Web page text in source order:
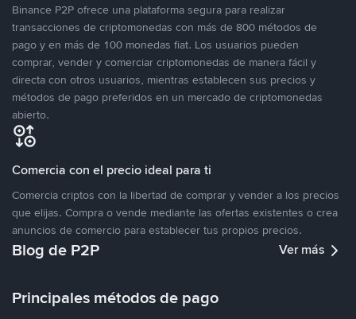
Binance P2P ofrece una plataforma segura para realizar
transacciones de criptomonedas con más de 800 métodos de
pago y en más de 100 monedas fiat. Los usuarios pueden
comprar, vender y comerciar criptomonedas de manera fácil y
directa con otros usuarios, mientras establecen sus precios y
métodos de pago preferidos en un mercado de criptomonedas
abierto.
Comercia con el precio ideal para ti
Comercia criptos con la libertad de comprar y vender a los precios
que elijas. Compra o vende mediante las ofertas existentes o crea
anuncios de comercio para establecer tus propios precios.
Blog de P2P Ver más
Principales métodos de pago